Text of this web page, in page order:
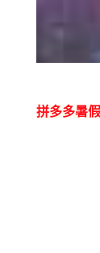
拼多多暑